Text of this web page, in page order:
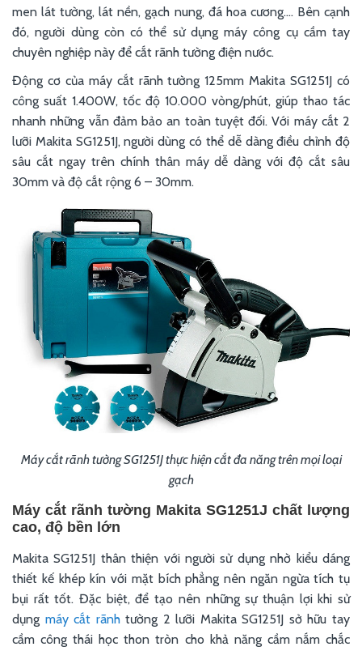
men lát tường, lát nền, gạch nung, đá hoa cương.... Bên cạnh
đó, người dùng còn có thể sử dụng máy công cụ cầm tay
chuyên nghiệp này để cắt rãnh tường điện nước.
Động cơ của máy cắt rãnh tường 125mm Makita SG1251J có
công suất 1.400W, tốc độ 10.000 vòng/phút, giúp thao tác
nhanh những vẫn đảm bảo an toàn tuyệt đối. Với máy cắt 2
lưỡi Makita SG1251J, người dùng có thể dễ dàng điều chỉnh độ
sâu cắt ngay trên chính thân máy dễ dàng với độ cắt sâu
30mm và độ cắt rộng 6 – 30mm.
Máy cắt rãnh tường SG1251J thực hiện cắt đa năng trên mọi loại
gạch
Máy cắt rãnh tường Makita SG1251J chất lượng
cao, độ bền lớn
Makita SG1251J thân thiện với người sử dụng nhờ kiểu dáng
thiết kế khép kín với mặt bích phẳng nên ngăn ngừa tích tụ
bụi rất tốt. Đặc biệt, để tạo nên những sự thuận lợi khi sử
dụng máy cắt rãnhtường 2 lưỡi Makita SG1251J sở hữu tay
cầm công thái học thon tròn cho khả năng cầm nắm chắc